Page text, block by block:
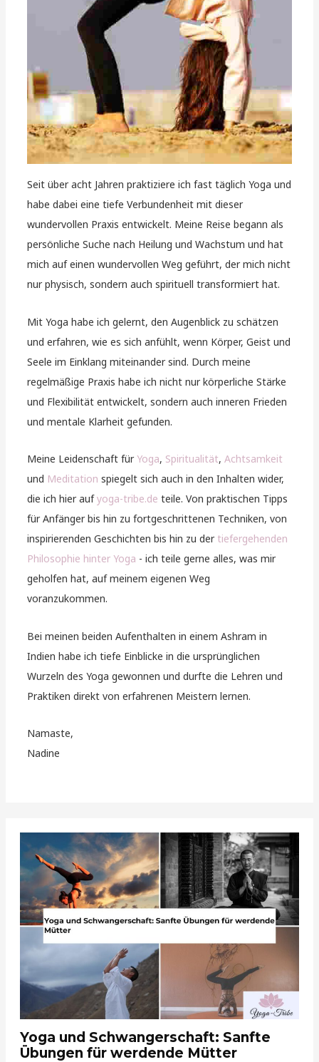
Seit über acht Jahren praktiziere ich fast täglich Yoga und
habe dabei eine tiefe Verbundenheit mit dieser
wundervollen Praxis entwickelt. Meine Reise begann als
persönliche Suche nach Heilung und Wachstum und hat
mich auf einen wundervollen Weg geführt, der mich nicht
nur physisch, sondern auch spirituell transformiert hat.
Mit Yoga habe ich gelernt, den Augenblick zu schätzen
und erfahren, wie es sich anfühlt, wenn Körper, Geist und
Seele im Einklang miteinander sind. Durch meine
regelmäßige Praxis habe ich nicht nur körperliche Stärke
und Flexibilität entwickelt, sondern auch inneren Frieden
und mentale Klarheit gefunden.
Meine Leidenschaft für Yoga, Spiritualität,Achtsamkeit
und Meditation spiegelt sich auch in den Inhalten wider,
die ich hier aufyoga-tribe.de teile. Von praktischen Tipps
für Anfänger bis hin zu fortgeschrittenen Techniken, von
inspirierenden Geschichten bis hin zu der tiefergehenden
Philosophie hinter Yoga - ich teile gerne alles, was mir
geholfen hat, auf meinem eigenen Weg
voranzukommen.
Bei meinen beiden Aufenthalten in einem Ashram in
Indien habe ich tiefe Einblicke in die ursprünglichen
Wurzeln des Yoga gewonnen und durfte die Lehren und
Praktiken direkt von erfahrenen Meistern lernen.
Namaste,
Nadine
Yoga und Schwangerschaft: Sanfte
Übungen für werdende Mütter